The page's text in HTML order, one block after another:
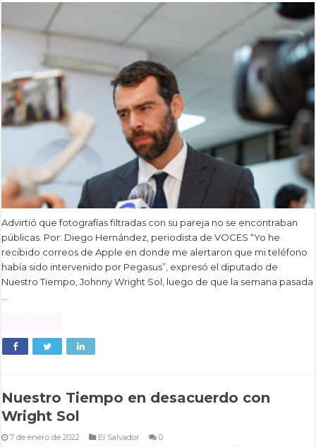
Advirtió que fotografías filtradas con su pareja no se encontraban
públicas. Por: Diego Hernández, periodista de VOCES “Yo he
recibido correos de Apple en donde me alertaron que mi teléfono
había sido intervenido por Pegasus”, expresó el diputado de
Nuestro Tiempo, Johnny Wright Sol, luego de que la semana pasada
Nuestro Tiempo en desacuerdo con
Wright Sol
7 de enero de 2022 El Salvador 0